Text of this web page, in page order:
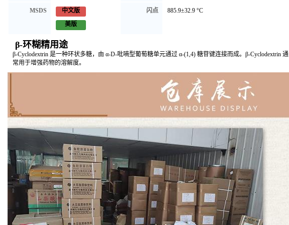
MSDS
中文版
美版
闪点 885.9±32.9 °C
β-环糊精用途
β-Cyclodextrin 是一种环状多糖，由 α-D-吡喃型葡萄糖单元通过 α-(1,4) 糖苷键连接而成。β-Cyclodextrin 通
常用于增强药物的溶解度。